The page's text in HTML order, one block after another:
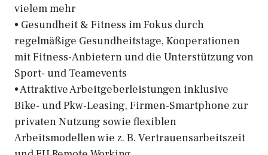
vielem mehr
• Gesundheit & Fitness im Fokus durch
regelmäßige Gesundheitstage, Kooperationen
mit Fitness-Anbietern und die Unterstützung von
Sport- und Teamevents
• Attraktive Arbeitgeberleistungen inklusive
Bike- und Pkw-Leasing, Firmen-Smartphone zur
privaten Nutzung sowie flexiblen
Arbeitsmodellen wie z. B. Vertrauensarbeitszeit